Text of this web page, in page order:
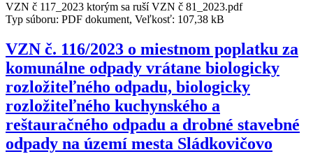
VZN č 117_2023 ktorým sa ruší VZN č 81_2023.pdf
Typ súboru: PDF dokument, Veľkosť: 107,38 kB
VZN č. 116/2023 o miestnom poplatku za
komunálne odpady vrátane biologicky
rozložiteľného odpadu, biologicky
rozložiteľného kuchynského a
reštauračného odpadu a drobné stavebné
odpady na území mesta Sládkovičovo